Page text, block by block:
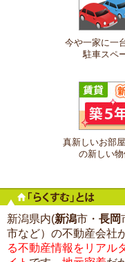
今や一家に一
駐車スペ
真新しいお部
の新しい
新潟県内(新潟市・ 長岡
市など）の不動産会社
る不動産情報をリアル